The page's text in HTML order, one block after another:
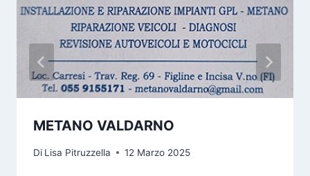
METANO VALDARNO
Di Lisa Pitruzzella 12 Marzo 2025